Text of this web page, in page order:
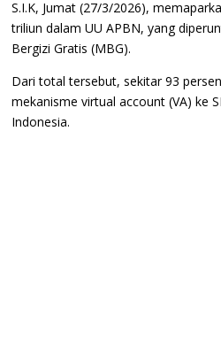
S.I.K, Jumat (27/3/2026),
triliun dalam UU APBN, yang
Bergizi Gratis (MBG).
Dari total tersebut, sekitar 93
mekanisme virtual account (VA) ke
Indonesia.